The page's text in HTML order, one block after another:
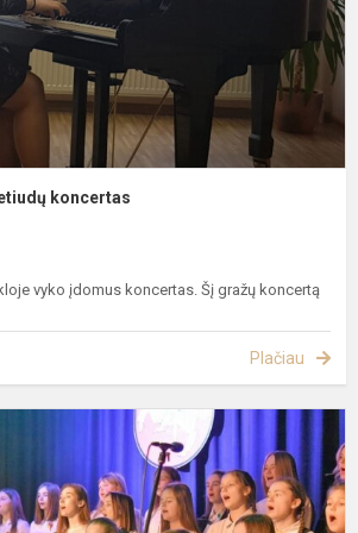
koncertas
vyko įdomus koncertas. Šį gražų koncertą
Plačiau